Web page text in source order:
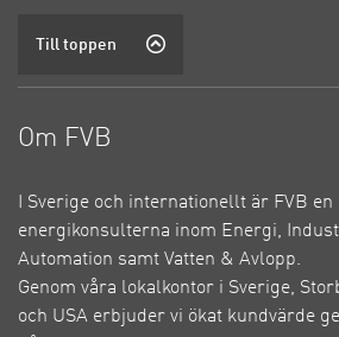
Till toppen
Om FVB
I Sverige och internationellt är FVB en
energikonsulterna inom Energi,
Automation samt Vatten & Avlopp.
Genom våra lokalkontor i Sverige,
och USA erbjuder vi ökat kundvärde